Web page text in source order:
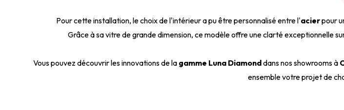
Pour cette installation, le choix de l'intérieur a pu être personnalisé entre l'acierpour
Grâce à sa vitre de grande dimension, ce modèle offre une clarté exceptionnelle
Vous pouvez découvrir les innovations de la gamme Luna Diamonddans nos showrooms à
ensemble votre projet de